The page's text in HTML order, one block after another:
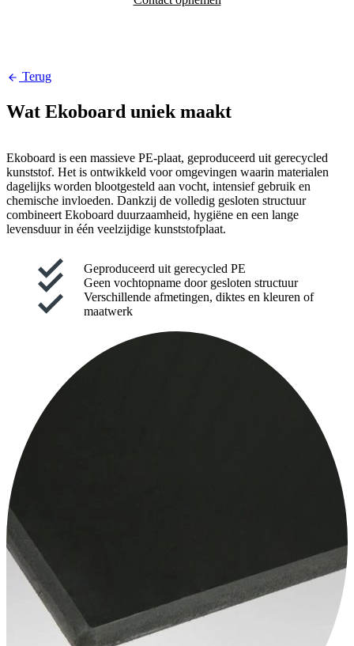
Terug
Wat Ekoboard uniek maakt
Ekoboard is een massieve PE-plaat, geproduceerd uit gerecycled
kunststof. Het is ontwikkeld voor omgevingen waarin materialen
dagelijks worden blootgesteld aan vocht, intensief gebruik en
chemische invloeden. Dankzij de volledig gesloten structuur
combineert Ekoboard duurzaamheid, hygiëne en een lange
levensduur in één veelzijdige kunststofplaat.
Geproduceerd uit gerecycled PE
Geen vochtopname door gesloten structuur
Verschillende afmetingen, diktes en kleuren of
maatwerk